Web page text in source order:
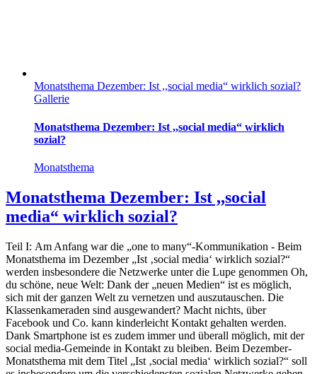
Monatsthema Dezember: Ist ,,social media“ wirklich sozial?
Gallerie
Monatsthema Dezember: Ist ,,social media“ wirklich
sozial?
Monatsthema
Monatsthema Dezember: Ist ,,social
media“ wirklich sozial?
Teil I: Am Anfang war die „one to many“-Kommunikation - Beim
Monatsthema im Dezember „Ist ‚social media‘ wirklich sozial?“
werden insbesondere die Netzwerke unter die Lupe genommen Oh,
du schöne, neue Welt: Dank der „neuen Medien“ ist es möglich,
sich mit der ganzen Welt zu vernetzen und auszutauschen. Die
Klassenkameraden sind ausgewandert? Macht nichts, über
Facebook und Co. kann kinderleicht Kontakt gehalten werden.
Dank Smartphone ist es zudem immer und überall möglich, mit der
social media-Gemeinde in Kontakt zu bleiben. Beim Dezember-
Monatsthema mit dem Titel „Ist ‚social media‘ wirklich sozial?“ soll